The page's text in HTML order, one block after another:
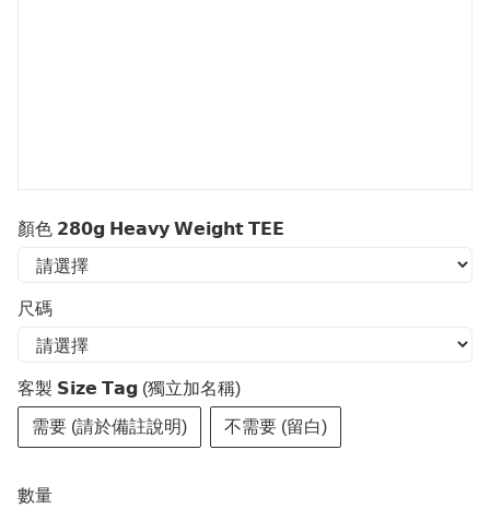
顏色 𝟮𝟴𝟬𝗴 𝗛𝗲𝗮𝘃𝘆 𝗪𝗲𝗶𝗴𝗵𝘁 𝗧𝗘𝗘
尺碼
客製 𝗦𝗶𝘇𝗲 𝗧𝗮𝗴 (獨立加名稱)
需要 (請於備註說明) 不需要 (留白)
數量